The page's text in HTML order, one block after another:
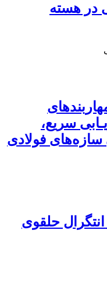
در هسته
سریع،
سازه‌های فولادی
حلقوی